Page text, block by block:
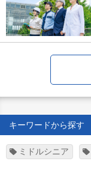
キーワードから探す
ミドルシニア